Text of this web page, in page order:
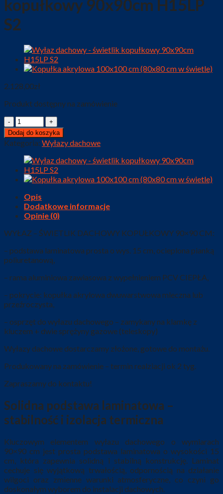
kopułkowy 90x90cm H15LP
S2
2.128,00zł
Produkt dostępny na zamówienie
Ilość
Dodaj do koszyka
Kategoria: Wyłazy dachowe
Opis
Dodatkowe informacje
Opinie (0)
WYŁAZ – ŚWIETLIK DACHOWY KOPUŁKOWY 90×90 CM:
– podstawa laminatowa prosta o wys. 15 cm, ocieplona pianką
poliuretanową,
– rama aluminiowa zawiasowa z wypełnieniem PCV CIEPŁA,
– pokrycie: kopułka akrylowa dwuwarstwowa mleczna lub
przeźroczysta,
– osprzęt do wyłazu dachowego – zamykany na klamkę z
kluczem + dwie sprężyny gazowe (teleskopy)
Wyłazy dachowe dostarczamy złożone, gotowe do montażu.
Produkowany na zamówienie – termin realziacji ok 2 tyg.
Zapraszamy do kontaktu!
Solidna podstawa laminatowa –
stabilność i izolacja termiczna
Kluczowym elementem wyłazu dachowego o wymiarach
90×90 cm jest prosta podstawa laminatowa o wysokości 15
cm, która zapewnia solidną i stabilną konstrukcję. Laminat
cechuje się wyjątkową trwałością, odpornością na działanie
wilgoci oraz zmienne warunki atmosferyczne, co czyni go
doskonałym wyborem do instalacji dachowych.